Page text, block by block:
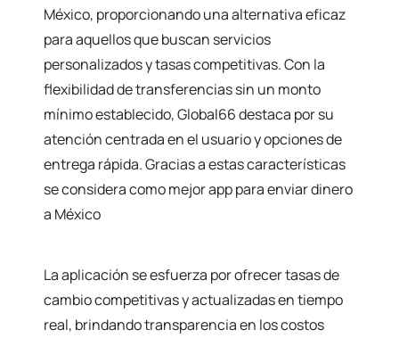
México, proporcionando una alternativa eficaz
para aquellos que buscan servicios
personalizados y tasas competitivas. Con la
flexibilidad de transferencias sin un monto
mínimo establecido, Global66 destaca por su
atención centrada en el usuario y opciones de
entrega rápida. Gracias a estas características
se considera como mejor app para enviar dinero
a México
La aplicación se esfuerza por ofrecer tasas de
cambio competitivas y actualizadas en tiempo
real, brindando transparencia en los costos